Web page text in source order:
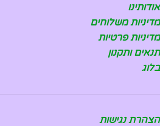
אודותינו
מדיניות משלוחים
מדיניות פרטיות
תנאים ותקנון
בלוג
הצהרת נגישות